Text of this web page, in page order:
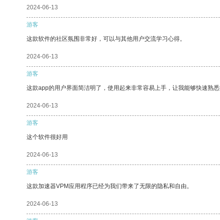
2024-06-13
游客
这款软件的社区氛围非常好，可以与其他用户交流学习心得。
2024-06-13
游客
这款app的用户界面简洁明了，使用起来非常容易上手，让我能够快速熟
2024-06-13
游客
这个软件很好用
2024-06-13
游客
这款加速器VPM应用程序已经为我们带来了无限的隐私和自由。
2024-06-13